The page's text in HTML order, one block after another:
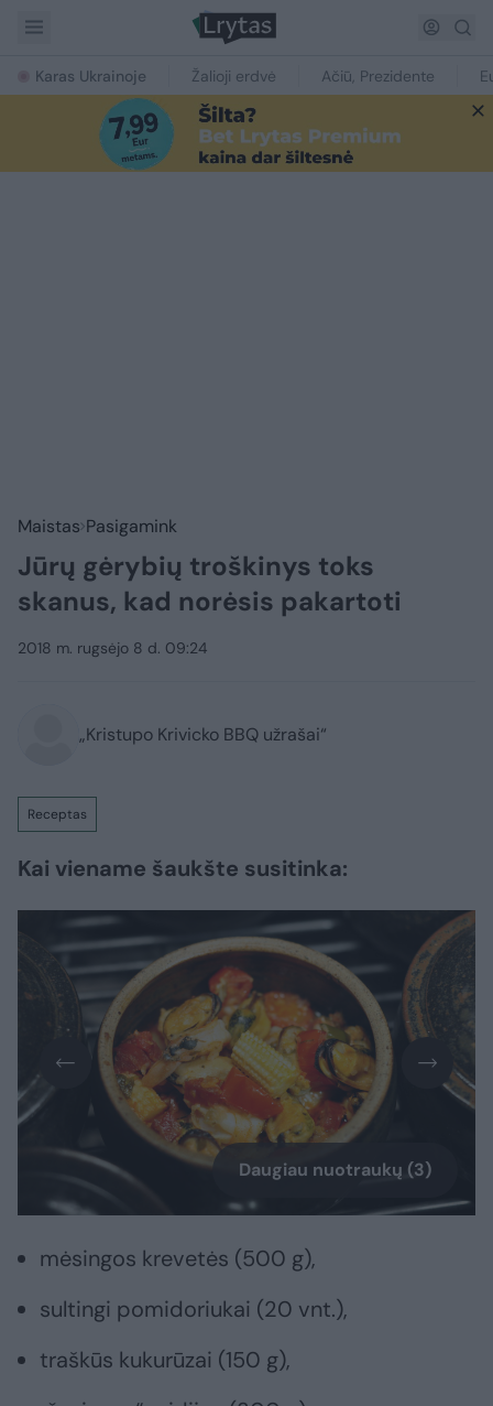
Karas Ukrainoje Žalioji erdvė Ačiū, Prezidente
Maistas Pasigamink
Jūrų gėrybių troškinys toks
skanus, kad norėsis pakartoti
2018 m. rugsėjo 8 d. 09:24
„Kristupo Krivicko BBQ užrašai“
Receptas
Kai viename šaukšte susitinka:
Daugiau nuotraukų (3)
mėsingos krevetės (500 g),
sultingi pomidoriukai (20 vnt.),
traškūs kukurūzai (150 g),